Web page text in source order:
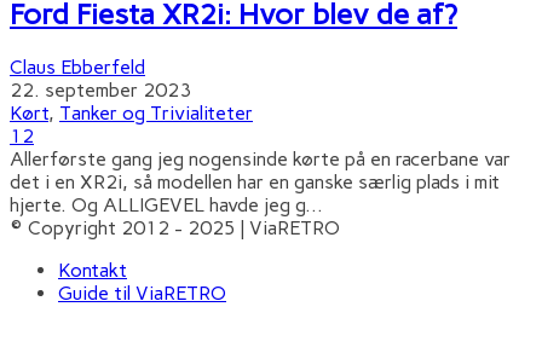
Ford Fiesta XR2i: Hvor blev de af?
Claus Ebberfeld
22. september 2023
Kørt, Tanker og Trivialiteter
12
Allerførste gang jeg nogensinde kørte på en racerbane var
det i en XR2i, så modellen har en ganske særlig plads i mit
hjerte. Og ALLIGEVEL havde jeg g...
© Copyright 2012 - 2025 | ViaRETRO
Kontakt
Guide til ViaRETRO